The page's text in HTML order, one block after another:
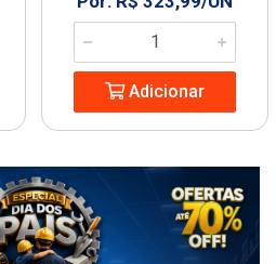
Adicionar